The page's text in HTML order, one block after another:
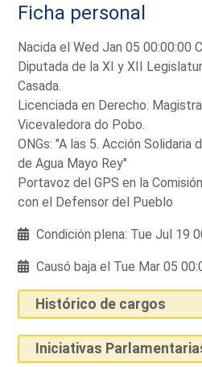
Ficha personal
Nacida el Wed Jan 05 00:00:00
Diputada de la XI y XII
Casada.
Licenciada en Derecho.
Vicevaledora do Pobo.
ONGs: "A las 5. Acción Solidaria
de Agua Mayo Rey"
Portavoz del GPS en la
con el Defensor del Pueblo
Condición plena: Tue Jul 19
Causó baja el Tue Mar 05
Histórico de cargos
Iniciativas